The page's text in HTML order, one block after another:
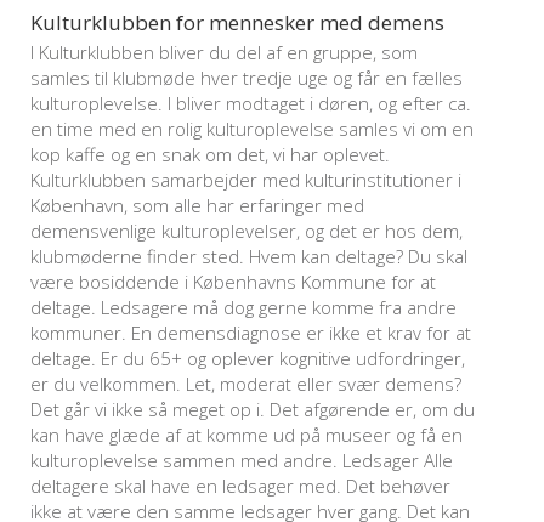
Kulturklubben for mennesker med demens
I Kulturklubben bliver du del af en gruppe, som
samles til klubmøde hver tredje uge og får en fælles
kulturoplevelse. I bliver modtaget i døren, og efter ca.
en time med en rolig kulturoplevelse samles vi om en
kop kaffe og en snak om det, vi har oplevet.
Kulturklubben samarbejder med kulturinstitutioner i
København, som alle har erfaringer med
demensvenlige kulturoplevelser, og det er hos dem,
klubmøderne finder sted. Hvem kan deltage? Du skal
være bosiddende i Københavns Kommune for at
deltage. Ledsagere må dog gerne komme fra andre
kommuner. En demensdiagnose er ikke et krav for at
deltage. Er du 65+ og oplever kognitive udfordringer,
er du velkommen. Let, moderat eller svær demens?
Det går vi ikke så meget op i. Det afgørende er, om du
kan have glæde af at komme ud på museer og få en
kulturoplevelse sammen med andre. Ledsager Alle
deltagere skal have en ledsager med. Det behøver
ikke at være den samme ledsager hver gang. Det kan